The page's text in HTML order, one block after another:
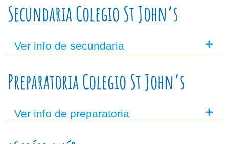
Secundaria Colegio St John’s
Ver info de secundaria +
Preparatoria Colegio St John’s
Ver info de preparatoria +